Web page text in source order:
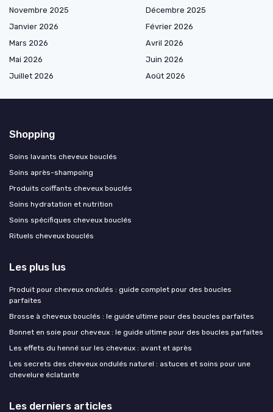
Novembre 2025
Décembre 2025
Janvier 2026
Février 2026
Mars 2026
Avril 2026
Mai 2026
Juin 2026
Juillet 2026
Août 2026
Shopping
Soins lavants cheveux bouclés
Soins après-shampoing
Produits coiffants cheveux bouclés
Soins hydratation et nutrition
Soins spécifiques cheveux bouclés
Rituels cheveux bouclés
Les plus lus
Produit pour cheveux ondulés : guide complet pour des boucles
parfaites
Brosse à cheveux bouclés : le guide ultime pour des boucles parfaites
Bonnet en soie pour cheveux : le guide ultime pour des boucles parfaites
Les effets du henné sur les cheveux : avant et après
Les secrets des cheveux ondulés naturel : astuces et soins pour une
chevelure éclatante
Les derniers articles